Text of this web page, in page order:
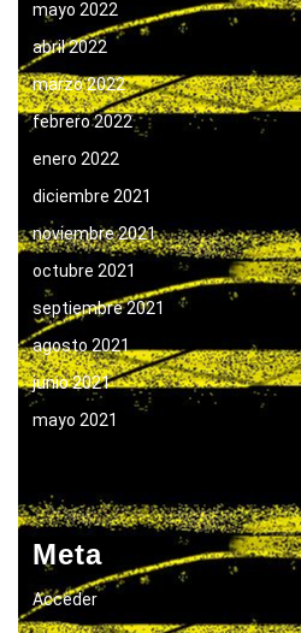
mayo 2022
abril 2022
marzo 2022
febrero 2022
enero 2022
diciembre 2021
noviembre 2021
octubre 2021
septiembre 2021
agosto 2021
junio 2021
mayo 2021
Meta
Acceder